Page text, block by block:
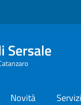
Sersale
Novità Servizi